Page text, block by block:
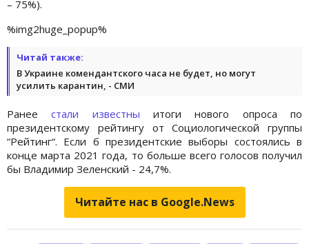
– 75%).
%img2huge_popup%
Читай также:
В Украине комендантского часа не будет, но могут
усилить карантин, - СМИ
Ранеестали известны итоги нового опроса по
президентскому рейтингу от Социологической группы
“Рейтинг“. Если б президентские выборы состоялись в
конце марта 2021 года, то больше всего голосов получил
бы Владимир Зеленский - 24,7%.
Читайте нас в Google.News